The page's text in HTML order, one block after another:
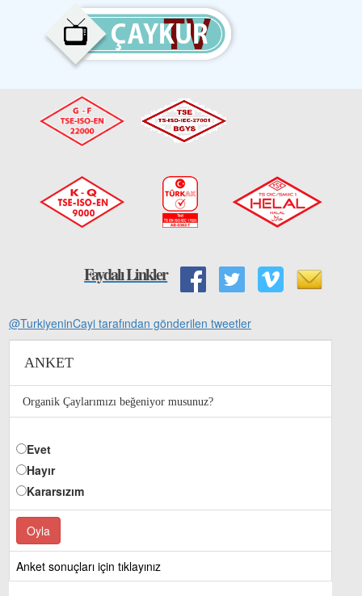
Faydalı Linkler
@TurkiyeninCayi tarafından gönderilen tweetler
ANKET
Organik Çaylarımızı beğeniyor musunuz?
Evet
Hayır
Kararsızım
Anket sonuçları için tıklayınız